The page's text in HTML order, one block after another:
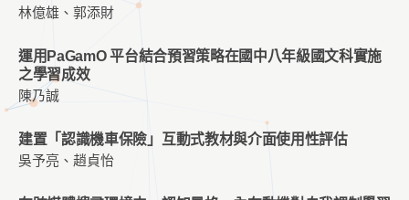
林億雄、郭添財
運用PaGamO 平台結合預習策略在國中八年級國文科實施
之學習成效
陳乃誠
建置「認識機車保險」互動式教材與介面使用性評估
吳予亮、趙貞怡